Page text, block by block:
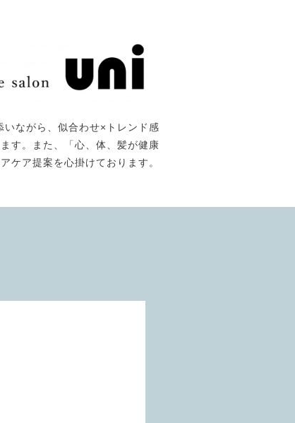
ながら、似合わせ×トレンド感
す。また、「心、体、髪が健康
ケア提案を心掛けております。